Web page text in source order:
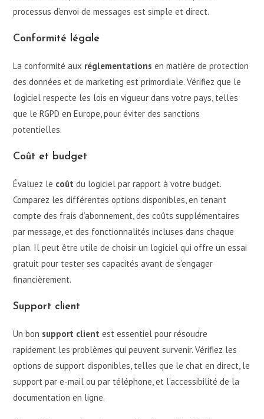
processus d’envoi de messages est simple et direct.
Conformité légale
La conformité aux réglementations en matière de protection
des données et de marketing est primordiale. Vérifiez que le
logiciel respecte les lois en vigueur dans votre pays, telles
que le RGPD en Europe, pour éviter des sanctions
potentielles.
Coût et budget
Évaluez le coût du logiciel par rapport à votre budget.
Comparez les différentes options disponibles, en tenant
compte des frais d’abonnement, des coûts supplémentaires
par message, et des fonctionnalités incluses dans chaque
plan. Il peut être utile de choisir un logiciel qui offre un essai
gratuit pour tester ses capacités avant de s’engager
financièrement.
Support client
Un bon support client est essentiel pour résoudre
rapidement les problèmes qui peuvent survenir. Vérifiez les
options de support disponibles, telles que le chat en direct, le
support par e-mail ou par téléphone, et l’accessibilité de la
documentation en ligne.